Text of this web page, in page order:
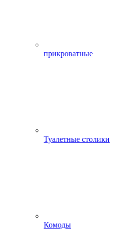
прикроватные
Туалетные столики
Комоды